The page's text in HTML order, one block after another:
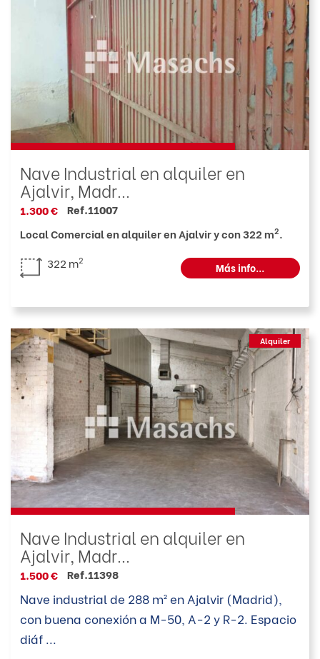
Nave Industrial en alquiler en
Ajalvir, Madr...
Ref.11007
1.300 €
Local Comercial en alquiler en Ajalvir y con 322 m2.
322 m2 Más info...
Alquiler
Nave Industrial en alquiler en
Ajalvir, Madr...
Ref.11398
1.500 €
Nave industrial de 288 m² en Ajalvir (Madrid),
con buena conexión a M-50, A-2 y R-2. Espacio
diáf ...